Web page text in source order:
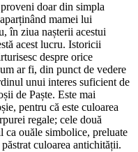
doar din simpla
mamei lui
în ziua nașterii acestui
acest lucru. Istoricii
despre orice
ar fi, din punct de vedere
unui interes suficient de
de Paște. Este mai
pentru că este culoarea
regale; cele două
ouăle simbolice, preluate
culoarea antichității.